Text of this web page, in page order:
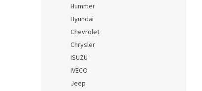
Hummer
Hyundai
Chevrolet
Chrysler
ISUZU
IVECO
Jeep